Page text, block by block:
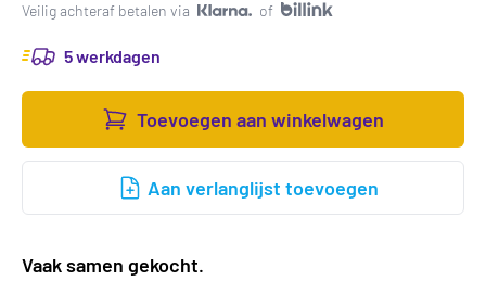
Veilig achteraf betalen via
of
5 werkdagen
Toevoegen aan winkelwagen
Aan verlanglijst toevoegen
Vaak samen gekocht.